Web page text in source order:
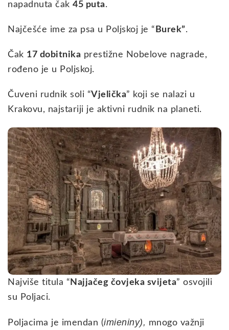
napadnuta čak 45 puta.
Najčešće ime za psa u Poljskoj je “ Burek”.
Čak 17 dobitnika prestižne Nobelove nagrade,
rođeno je u Poljskoj.
Čuveni rudnik soli “Vjelička” koji se nalazi u
Krakovu, najstariji je aktivni rudnik na planeti.
Najviše titula “ Najjačeg čovjeka svijeta” osvojili
su Poljaci.
Poljacima je imendan (imieniny), mnogo važnji